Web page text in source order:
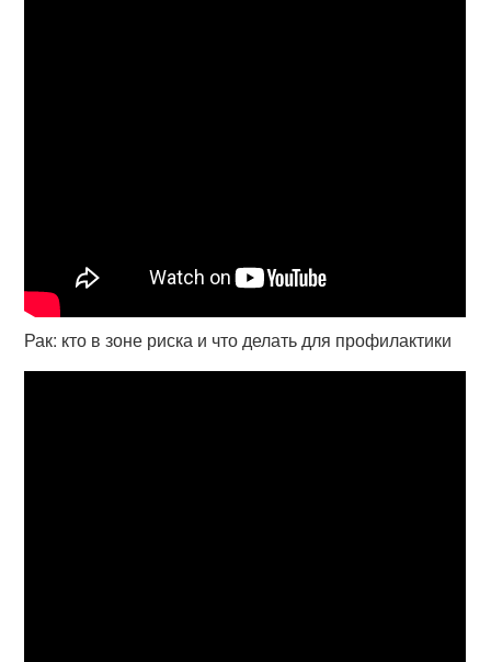
Рак: кто в зоне риска и что делать для профилактики